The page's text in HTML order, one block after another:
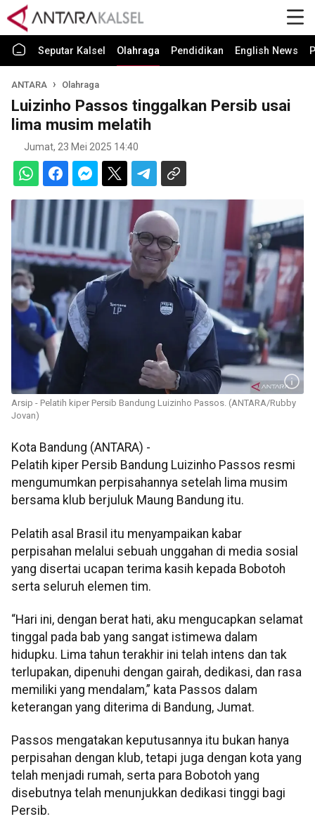
Seputar Kalsel Olahraga Pendidikan English News
ANTARA Olahraga
Luizinho Passos tinggalkan Persib usai
lima musim melatih
Jumat, 23 Mei 2025 14:40
Arsip - Pelatih kiper Persib Bandung Luizinho Passos. (ANTARA/Rubby
Jovan)
Kota Bandung (ANTARA) -
Pelatih kiper Persib Bandung Luizinho Passos resmi
mengumumkan perpisahannya setelah lima musim
bersama klub berjuluk Maung Bandung itu.
Pelatih asal Brasil itu menyampaikan kabar
perpisahan melalui sebuah unggahan di media sosial
yang disertai ucapan terima kasih kepada Bobotoh
serta seluruh elemen tim.
“Hari ini, dengan berat hati, aku mengucapkan selamat
tinggal pada bab yang sangat istimewa dalam
hidupku. Lima tahun terakhir ini telah intens dan tak
terlupakan, dipenuhi dengan gairah, dedikasi, dan rasa
memiliki yang mendalam,” kata Passos dalam
keterangan yang diterima di Bandung, Jumat.
Passos mengatakan keputusannya itu bukan hanya
perpisahan dengan klub, tetapi juga dengan kota yang
telah menjadi rumah, serta para Bobotoh yang
disebutnya telah menunjukkan dedikasi tinggi bagi
Persib.